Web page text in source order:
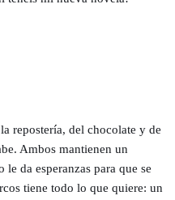
repostería, del chocolate y de
Ambos mantienen un
da esperanzas para que se
tiene todo lo que quiere: un